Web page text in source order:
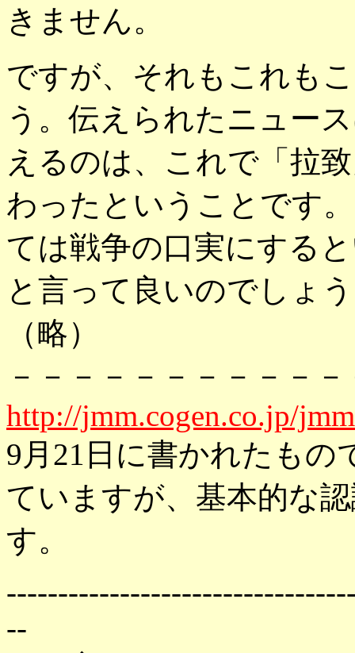
きません。
ですが、それもこれも
う。伝えられたニュー
えるのは、これで「拉
わったということです
ては戦争の口実にする
と言って良いのでしょ
（略）
－－－－－－－－－－
http://jmm.cogen.co.jp/
9月21日に書かれたもの
ていますが、基本的な
す。
--